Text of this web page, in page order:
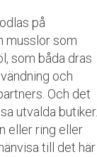
på
musslor som
som båda dras
och
Och det
utvalda butiker.
eller ring eller
till det här